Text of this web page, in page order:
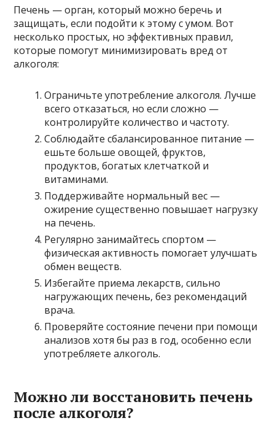
Печень — орган, который можно беречь и
защищать, если подойти к этому с умом. Вот
несколько простых, но эффективных правил,
которые помогут минимизировать вред от
алкоголя:
Ограничьте употребление алкоголя. Лучше
всего отказаться, но если сложно —
контролируйте количество и частоту.
Соблюдайте сбалансированное питание —
ешьте больше овощей, фруктов,
продуктов, богатых клетчаткой и
витаминами.
Поддерживайте нормальный вес —
ожирение существенно повышает нагрузку
на печень.
Регулярно занимайтесь спортом —
физическая активность помогает улучшать
обмен веществ.
Избегайте приема лекарств, сильно
нагружающих печень, без рекомендаций
врача.
Проверяйте состояние печени при помощи
анализов хотя бы раз в год, особенно если
употребляете алкоголь.
Можно ли восстановить печень
после алкоголя?